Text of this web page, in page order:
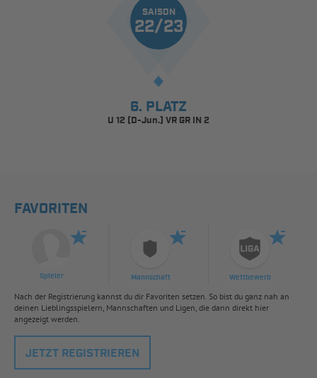
SAISON
22/23
6. PLATZ
U 12 (D-Jun.) VR GR IN 2
FAVORITEN
Spieler Mannschaft Wettbewerb
Nach der Registrierung kannst du dir Favoriten setzen. So bist du ganz nah an
deinen Lieblingsspielern, Mannschaften und Ligen, die dann direkt hier
angezeigt werden.
JETZT REGISTRIEREN